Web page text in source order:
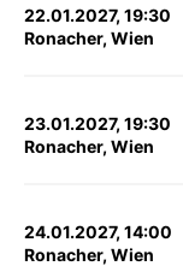
22.01.2027, 19:30
Ronacher, Wien
23.01.2027, 19:30
Ronacher, Wien
24.01.2027, 14:00
Ronacher, Wien